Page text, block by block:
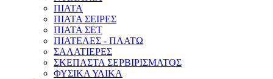
ΠΙΑΤΑ
ΠΙΑΤΑ ΣΕΙΡΕΣ
ΠΙΑΤΑ ΣΕΤ
ΠΙΑΤΕΛΕΣ - ΠΛΑΤΩ
ΣΑΛΑΤΙΕΡΕΣ
ΣΚΕΠΑΣΤΑ ΣΕΡΒΙΡΙΣΜΑΤΟΣ
ΦΥΣΙΚΑ ΥΛΙΚΑ